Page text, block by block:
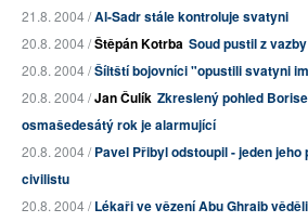
21.8. 2004 /Al-Sadr stále kontroluje svatyni
20.8. 2004 /Štěpán Kotrba Soud pustil z
20.8. 2004 /Šíitští bojovníci "opustili svatyni
20.8. 2004 /Jan Čulík Zkreslený pohled
osmašedesátý rok je alarmující
20.8. 2004 /Pavel Přibyl odstoupil - jeden
civilistu
20.8. 2004 /Lékaři ve vězení Abu Ghraib